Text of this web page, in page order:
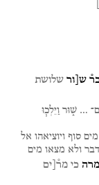
ש[ור שלושת
… שׁ֑וּר וַיֵּלְכ֧וּ
מים סוף ויוציאהו אל
ולא מצאו מים
כי מר֯[ים